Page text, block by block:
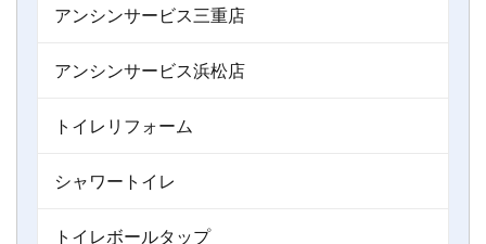
アンシンサービス三重店
アンシンサービス浜松店
トイレリフォーム
シャワートイレ
トイレボールタップ